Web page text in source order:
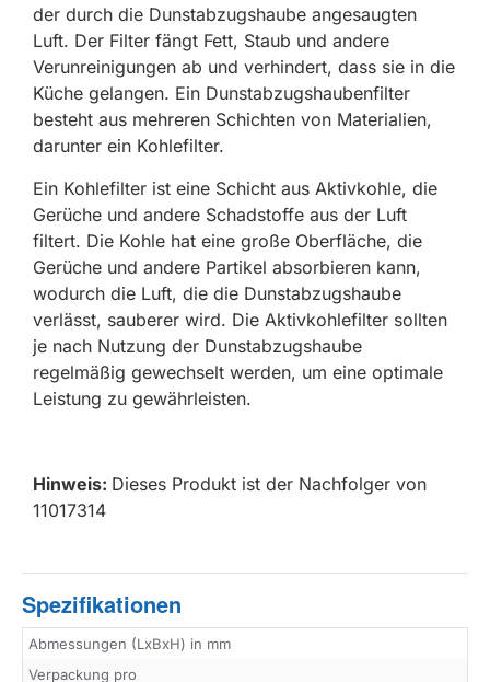
der durch die Dunstabzugshaube angesaugten
Luft. Der Filter fängt Fett, Staub und andere
Verunreinigungen ab und verhindert, dass sie in die
Küche gelangen. Ein Dunstabzugshaubenfilter
besteht aus mehreren Schichten von Materialien,
darunter ein Kohlefilter.
Ein Kohlefilter ist eine Schicht aus Aktivkohle, die
Gerüche und andere Schadstoffe aus der Luft
filtert. Die Kohle hat eine große Oberfläche, die
Gerüche und andere Partikel absorbieren kann,
wodurch die Luft, die die Dunstabzugshaube
verlässt, sauberer wird. Die Aktivkohlefilter sollten
je nach Nutzung der Dunstabzugshaube
regelmäßig gewechselt werden, um eine optimale
Leistung zu gewährleisten.
Hinweis: Dieses Produkt ist der Nachfolger von
11017314
Spezifikationen
Abmessungen (LxBxH) in mm
Verpackung pro